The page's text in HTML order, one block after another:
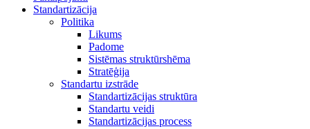
Standartizācija
Politika
Likums
Padome
Sistēmas struktūrshēma
Stratēģija
Standartu izstrāde
Standartizācijas struktūra
Standartu veidi
Standartizācijas process